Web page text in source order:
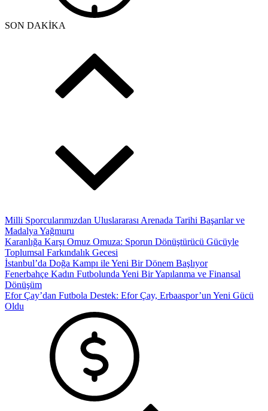
SON DAKİKA
Milli Sporcularımızdan Uluslararası Arenada Tarihi Başarılar ve
Madalya Yağmuru
Karanlığa Karşı Omuz Omuza: Sporun Dönüştürücü Gücüyle
Toplumsal Farkındalık Gecesi
İstanbul’da Doğa Kampı ile Yeni Bir Dönem Başlıyor
Fenerbahçe Kadın Futbolunda Yeni Bir Yapılanma ve Finansal
Dönüşüm
Efor Çay’dan Futbola Destek: Efor Çay, Erbaaspor’un Yeni Gücü
Oldu